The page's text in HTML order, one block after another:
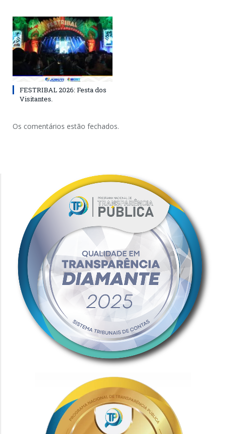
FESTRIBAL 2026: Festa dos
Visitantes.
Os comentários estão fechados.